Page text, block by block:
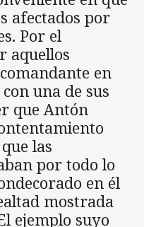
afectados por
Por el
aquellos
en
una de sus
que Antón
las
por todo lo
en él
mostrada
ejemplo suyo